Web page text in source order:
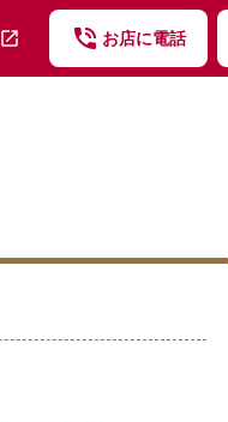
open_in_new phone_in_talk お店に電話